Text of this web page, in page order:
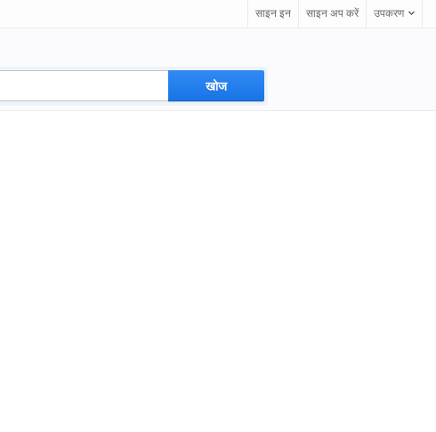
साइन इन साइन अप करें उपकरण